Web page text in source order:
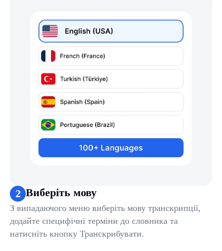
2 Виберіть мову
З випадаючого меню виберіть мову транскрипції,
додайте специфічні терміни до словника та
натисніть кнопку Транскрибувати.